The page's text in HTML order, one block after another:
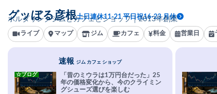
ボルダリングジムとカフェとショップ｜2013年創業
グッぼる彦根土日連休11-21 平日祝16-23 月休
ライブ マップ ジム カフェ 料金 営業日
速報 ジム カフェ ショップ
「昔のミウラは1万円台だった」25
年の価格変化から、今のクライミン
グシューズ選びを楽しむ
☆ブログ